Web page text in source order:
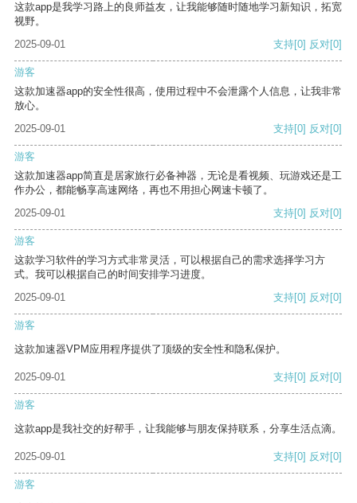
这款app是我学习路上的良师益友，让我能够随时随地学习新知识，拓宽
视野。
2025-09-01
支持[0] 反对[0]
游客
这款加速器app的安全性很高，使用过程中不会泄露个人信息，让我非常
放心。
2025-09-01
支持[0] 反对[0]
游客
这款加速器app简直是居家旅行必备神器，无论是看视频、玩游戏还是工
作办公，都能畅享高速网络，再也不用担心网速卡顿了。
2025-09-01
支持[0] 反对[0]
游客
这款学习软件的学习方式非常灵活，可以根据自己的需求选择学习方
式。我可以根据自己的时间安排学习进度。
2025-09-01
支持[0] 反对[0]
游客
这款加速器VPM应用程序提供了顶级的安全性和隐私保护。
2025-09-01 支持[0] 反对[0]
游客
这款app是我社交的好帮手，让我能够与朋友保持联系，分享生活点滴。
2025-09-01 支持[0] 反对[0]
游客